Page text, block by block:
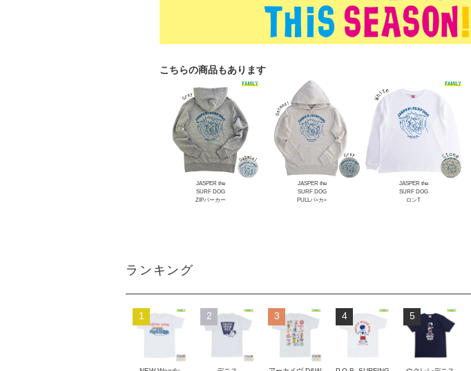
こちらの商品もあります
JASPER the
SURF DOG
ZIPパーカー
JASPER the
SURF DOG
PULLパｰカｰ
JASPER the
SURF DOG
ロンT
ランキング
1 2 3 4 5